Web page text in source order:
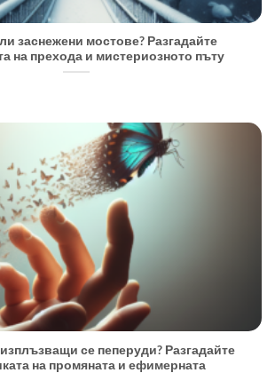
заснежени мостове? Разгадайте
на прехода и мистериозното пъту
се пеперуди? Разгадайте
на промяната и ефимерната